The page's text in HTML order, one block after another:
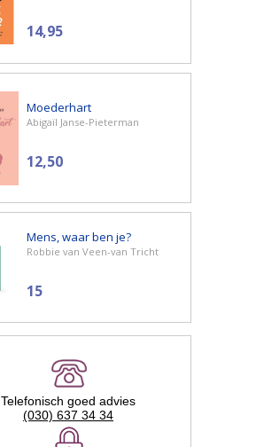
14,95
Moederhart
Abigaïl Janse-Pieterman
12,50
Mens, waar ben je?
Robbie van Veen-van Tricht
15
Telefonisch goed advies
(030) 637 34 34